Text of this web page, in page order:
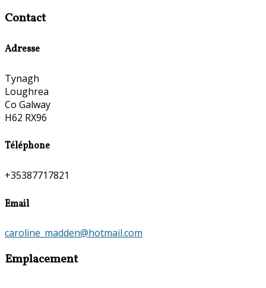
Contact
Adresse
Tynagh
Loughrea
Co Galway
H62 RX96
Téléphone
+35387717821
Email
caroline_madden@hotmail.com
Emplacement